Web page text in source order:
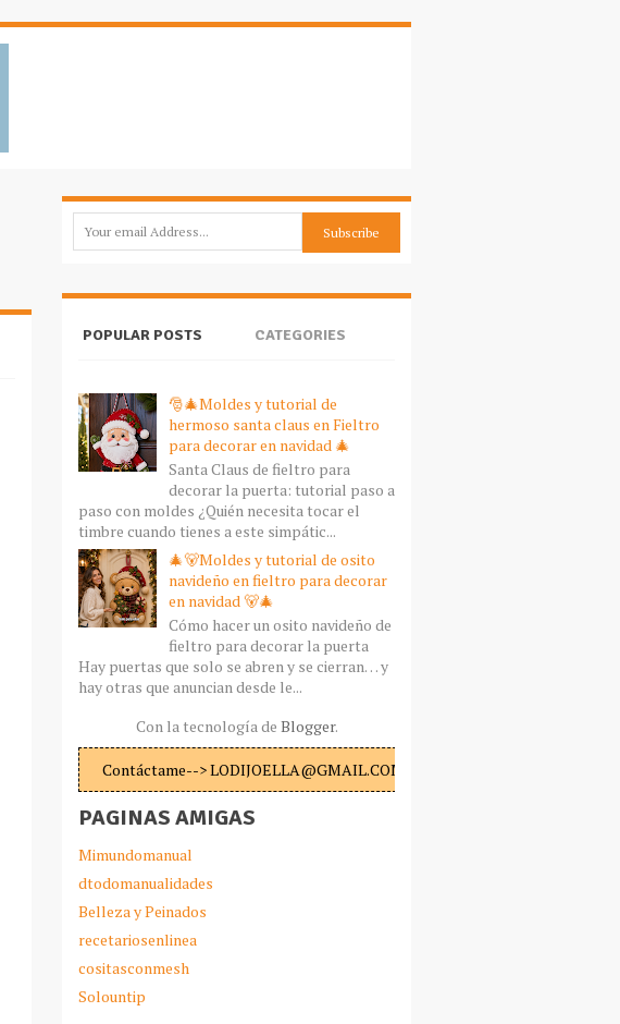
POPULAR POSTS CATEGORIES
🎅🎄Moldes y tutorial de
hermoso santa claus en Fieltro
para decorar en navidad 🎄
Santa Claus de fieltro para
decorar la puerta: tutorial paso a
paso con moldes ¿Quién necesita tocar el
timbre cuando tienes a este simpátic...
🎄🐻Moldes y tutorial de osito
navideño en fieltro para decorar
en navidad 🐻🎄
Cómo hacer un osito navideño de
fieltro para decorar la puerta
Hay puertas que solo se abren y se cierran… y
hay otras que anuncian desde le...
Con la tecnología de Blogger.
Contáctame--> LODIJOELLA@GMAIL.COM
PAGINAS AMIGAS
Mimundomanual
dtodomanualidades
Belleza y Peinados
recetariosenlinea
cositasconmesh
Solountip